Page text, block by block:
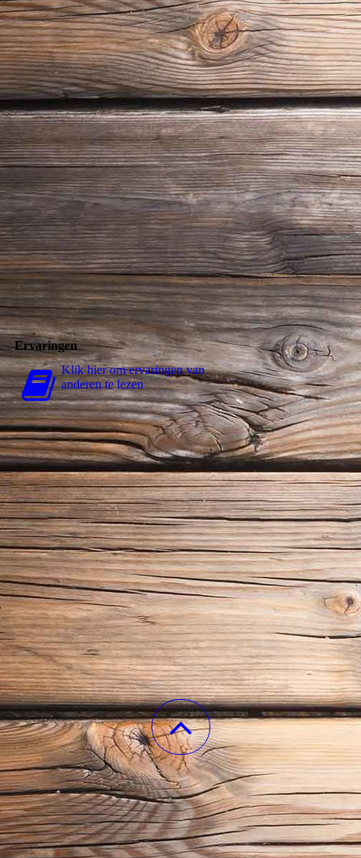
Ervaringen
Klik hier om ervaringen van
anderen te lezen
Bezoek ons op Facebook! Word een fan op onze
Facebookpagina om in aanmerking te komen voor speciale
voordelen.